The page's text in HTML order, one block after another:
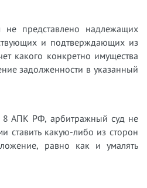
представлено надлежащих
и подтверждающих из
какого конкретно имущества
задолженности в указанный
8 АПК РФ, арбитражный суд не
ставить какую-либо из сторон
равно как и умалять